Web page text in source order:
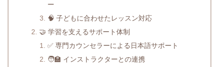
ー
🧠 子どもに合わせたレッスン対応
🤝 学習を支えるサポート体制
✅ 専門カウンセラーによる日本語サポート
🧑‍🏫 インストラクターとの連携